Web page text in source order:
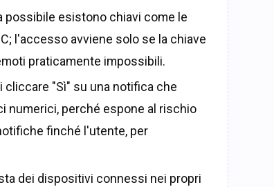
possibile esistono chiavi come le
l'accesso avviene solo se la chiave
praticamente impossibili.
"Sì" su una notifica che
numerici, perché espone al rischio
finché l'utente, per
dei dispositivi connessi nei propri